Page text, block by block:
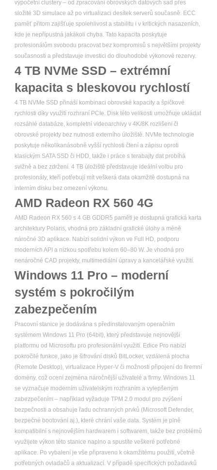
výpočetní clustery – od zpracování obrovských datových sad přes
složité 3D simulace až po virtualizaci desítek serverů současně. ECC
paměť přitom zajišťuje spolehlivost a stabilitu i v kritických nasazeních,
kde je nepřípustná jakákoli chyba. Tato kapacita poskytuje
profesionálům svobodu pracovat bez kompromisů s největšími projekty
současnosti a představuje investici do dlouhodobé výkonové rezervy.
4 TB NVMe SSD – extrémní
kapacita s bleskovou rychlostí
4 TB NVMe SSD přináší kombinaci obrovské kapacity a špičkové
rychlosti díky využití rozhraní PCIe. Disk této velikosti umožňuje ukládat
rozsáhlé databáze, kompletní videoarchivy v 4K/8K rozlišení či
obrovské projekty bez nutnosti externího úložiště. NVMe technologie
poskytuje několikanásobně vyšší rychlosti čtení a zápisu oproti
klasickým SATA SSD či HDD, takže i práce s terabajty dat probíhá
svižně a bez zdržení. 4 TB úložiště představuje ideální volbu pro
profesionály, kteří potřebují mít veškerá data okamžitě dostupná na
interním disku bez omezení výkonu.
AMD Radeon RX 560 4G
AMD Radeon RX 560 s 4 GB GDDR5 paměti je dostupná grafická karta
architektury Polaris, vhodná pro základní grafické úlohy a méně
náročné 3D aplikace. Nabízí solidní výkon ve Full HD, podporu
moderních API a nízkou spotřebu kolem 60–80 W. Je vhodná pro
nenáročné CAD projekty, multimediální úpravy a kancelářské využití.
Windows 11 Pro – moderní
systém s pokročilým
zabezpečením
Pracovní stanice je dodávána s předinstalovaným operačním
systémem Windows 11 Pro (64bit), který představuje nejnovější
platformu od Microsoftu pro profesionální využití. Edice Pro nabízí
pokročilé funkce, jako je šifrování disků BitLocker, vzdálená plocha
(Remote Desktop), virtualizace Hyper-V či možnosti připojení do firemní
domény, což ocení zejména náročnější uživatelé a firmy. Windows 11
se vyznačuje moderním uživatelským rozhraním a vylepšeným
zabezpečením – například vyžaduje TPM 2.0 modul pro zvýšení
bezpečnosti a obsahuje řadu ochranných prvků (Microsoft Defender,
bezpečné bootování aj.), které chrání vaše data. Systém je plně
kompatibilní s nejnovějším hardwarem i softwarem, takže bez problémů
využijete výkon této stanice naplno a spustíte veškeré potřebné
aplikace. Po vybalení je vše připraveno k okamžitému použití, včetně
potřebných ovladačů a aktualizací. V případě specifických požadavků